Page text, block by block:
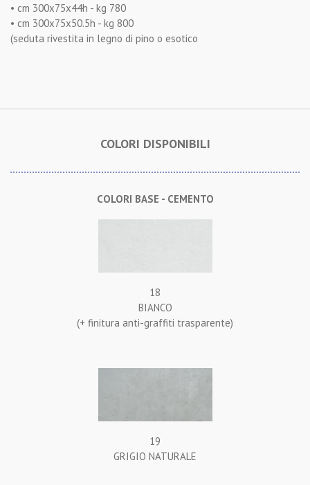
• cm 300x75x44h - kg 780
• cm 300x75x50.5h - kg 800
(seduta rivestita in legno di pino o esotico
COLORI DISPONIBILI
COLORI BASE - CEMENTO
18
BIANCO
(+ finitura anti-graffiti trasparente)
19
GRIGIO NATURALE